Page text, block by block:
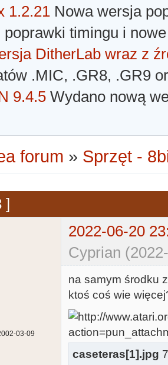
1.2.21 Nowa wersja
poprawki timingu i
DitherLab wraz z
.MIC, .GR8, .GR9
9.4.5 Wydano nową
forum » Sprzęt -
]
2022-06-20
Cyprian
03-09
na samym środku
ktoś coś wie
caseteras[1].jpg